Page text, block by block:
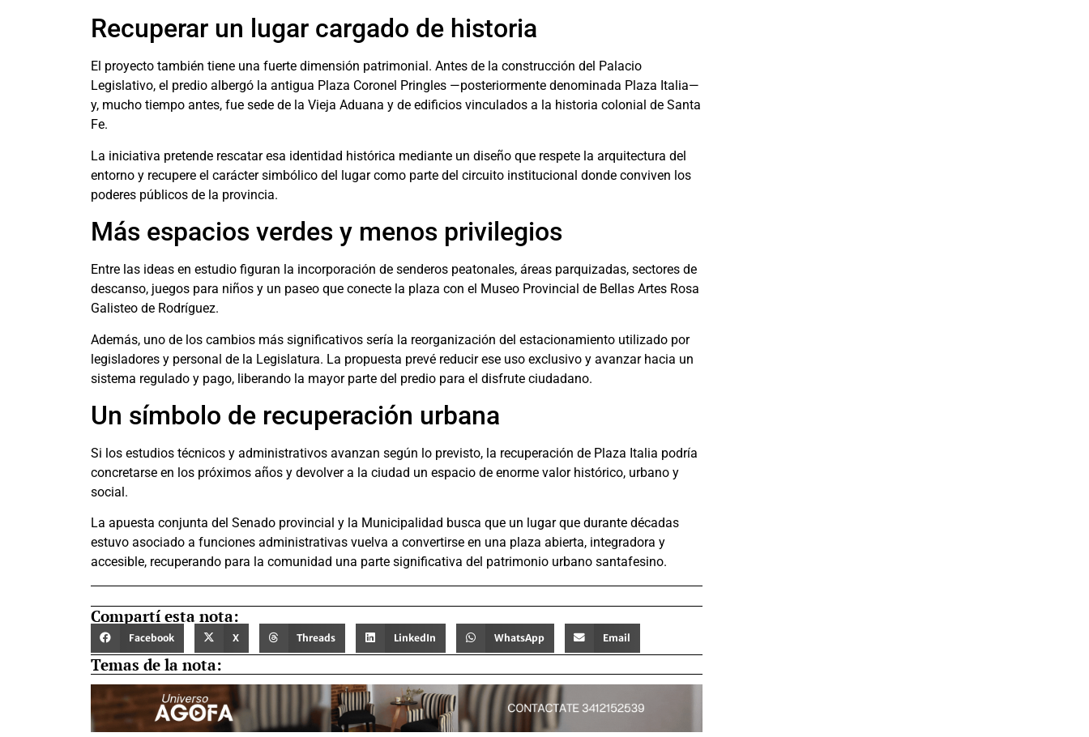
Recuperar un lugar cargado de historia
El proyecto también tiene una fuerte dimensión patrimonial. Antes de la construcción del Palacio
Legislativo, el predio albergó la antigua Plaza Coronel Pringles —posteriormente denominada Plaza Italia—
y, mucho tiempo antes, fue sede de la Vieja Aduana y de edificios vinculados a la historia colonial de Santa
Fe.
La iniciativa pretende rescatar esa identidad histórica mediante un diseño que respete la arquitectura del
entorno y recupere el carácter simbólico del lugar como parte del circuito institucional donde conviven los
poderes públicos de la provincia.
Más espacios verdes y menos privilegios
Entre las ideas en estudio figuran la incorporación de senderos peatonales, áreas parquizadas, sectores de
descanso, juegos para niños y un paseo que conecte la plaza con el Museo Provincial de Bellas Artes Rosa
Galisteo de Rodríguez.
Además, uno de los cambios más significativos sería la reorganización del estacionamiento utilizado por
legisladores y personal de la Legislatura. La propuesta prevé reducir ese uso exclusivo y avanzar hacia un
sistema regulado y pago, liberando la mayor parte del predio para el disfrute ciudadano.
Un símbolo de recuperación urbana
Si los estudios técnicos y administrativos avanzan según lo previsto, la recuperación de Plaza Italia podría
concretarse en los próximos años y devolver a la ciudad un espacio de enorme valor histórico, urbano y
social.
La apuesta conjunta del Senado provincial y la Municipalidad busca que un lugar que durante décadas
estuvo asociado a funciones administrativas vuelva a convertirse en una plaza abierta, integradora y
accesible, recuperando para la comunidad una parte significativa del patrimonio urbano santafesino.
Compartí esta nota:
Facebook X Threads LinkedIn WhatsApp Email
Temas de la nota: